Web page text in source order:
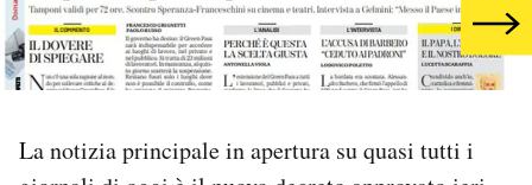
NEWSLETTER
La notizia principale in apertura su quasi tutti i